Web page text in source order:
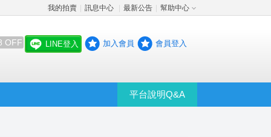
我的拍賣 訊息中心 最新公告 幫助中心
OFF LINE登入 加入會員 會員登入
平台說明Q&A